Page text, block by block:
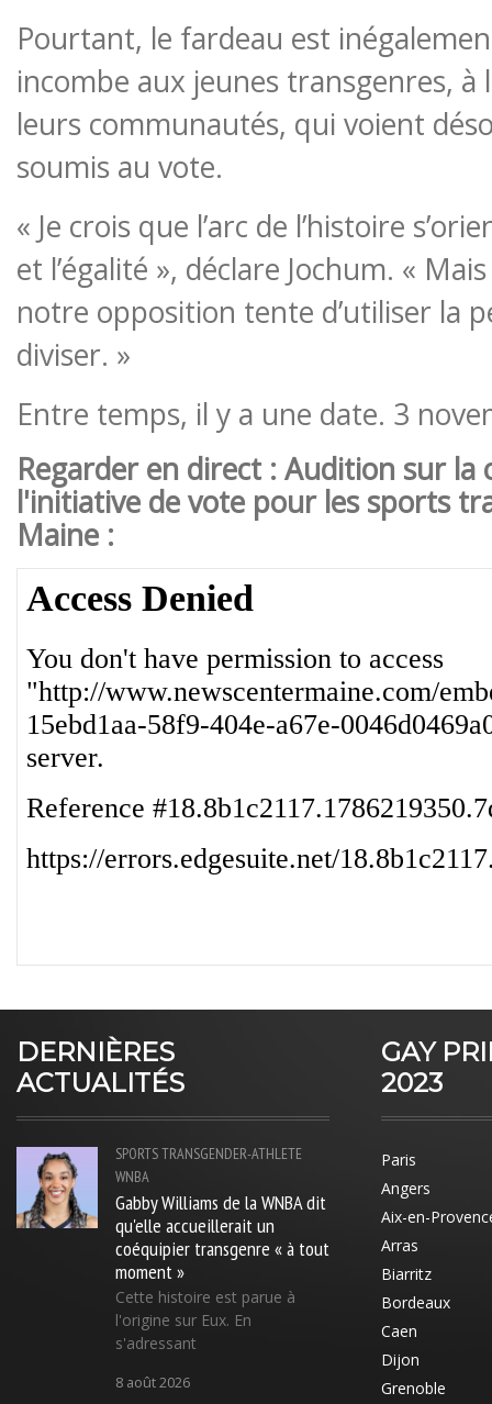
Pourtant, le fardeau est
incombe aux jeunes transgenres, à
leurs communautés, qui voient
soumis au vote.
« Je crois que l’arc de l’histoire
et l’égalité », déclare Jochum. «
notre opposition tente d’utiliser la
diviser. »
Entre temps, il y a une date. 3
Regarder en direct : Audition sur la
l'initiative de vote pour les sports
Maine :
DERNIÈRES
ACTUALITÉS
SPORTSTRANSGENDER-ATHLETE
WNBA
Gabby Williams de la WNBA dit
qu'elle accueillerait un
coéquipier transgenre « à tout
moment »
Cette histoire est parue à
l'origine sur Eux. En
s'adressant
8 août 2026
GAY
2023
Paris
Angers
Aix-en-
Arras
Biarritz
Bordeaux
Caen
Dijon
Grenoble